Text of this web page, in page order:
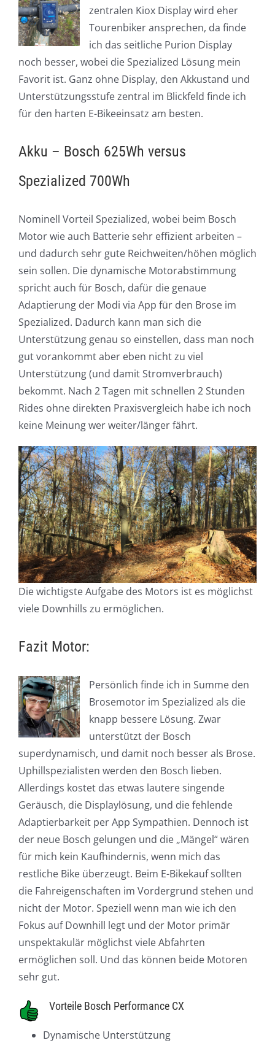
zentralen Kiox Display wird eher
Tourenbiker ansprechen, da finde
ich das seitliche Purion Display
noch besser, wobei die Spezialized Lösung mein
Favorit ist. Ganz ohne Display, den Akkustand und
Unterstützungsstufe zentral im Blickfeld finde ich
für den harten E-Bikeeinsatz am besten.
Akku – Bosch 625Wh versus
Spezialized 700Wh
Nominell Vorteil Spezialized, wobei beim Bosch
Motor wie auch Batterie sehr effizient arbeiten –
und dadurch sehr gute Reichweiten/höhen möglich
sein sollen. Die dynamische Motorabstimmung
spricht auch für Bosch, dafür die genaue
Adaptierung der Modi via App für den Brose im
Spezialized. Dadurch kann man sich die
Unterstützung genau so einstellen, dass man noch
gut vorankommt aber eben nicht zu viel
Unterstützung (und damit Stromverbrauch)
bekommt. Nach 2 Tagen mit schnellen 2 Stunden
Rides ohne direkten Praxisvergleich habe ich noch
keine Meinung wer weiter/länger fährt.
Die wichtigste Aufgabe des Motors ist es möglichst
viele Downhills zu ermöglichen.
Fazit Motor:
Persönlich finde ich in Summe den
Brosemotor im Spezialized als die
knapp bessere Lösung. Zwar
unterstützt der Bosch
superdynamisch, und damit noch besser als Brose.
Uphillspezialisten werden den Bosch lieben.
Allerdings kostet das etwas lautere singende
Geräusch, die Displaylösung, und die fehlende
Adaptierbarkeit per App Sympathien. Dennoch ist
der neue Bosch gelungen und die „Mängel“ wären
für mich kein Kaufhindernis, wenn mich das
restliche Bike überzeugt. Beim E-Bikekauf sollten
die Fahreigenschaften im Vordergrund stehen und
nicht der Motor. Speziell wenn man wie ich den
Fokus auf Downhill legt und der Motor primär
unspektakulär möglichst viele Abfahrten
ermöglichen soll. Und das können beide Motoren
sehr gut.
Vorteile Bosch Performance CX
Dynamische Unterstützung